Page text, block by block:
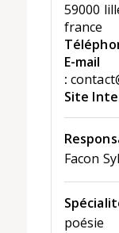
59000
france
E-mail
:
Site
Facon
poésie